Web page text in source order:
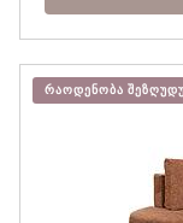
ᲠᲐᲝᲓᲔᲜᲝᲑᲐ